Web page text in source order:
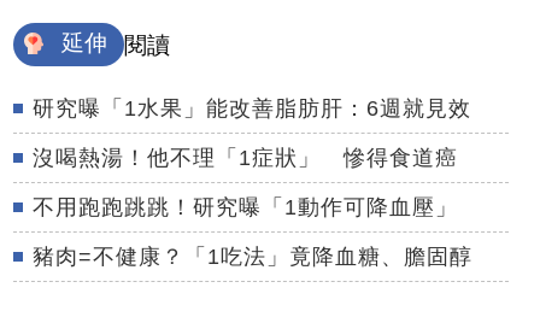
延伸 閱讀
研究曝「1水果」能改善脂肪肝：6週就見效
沒喝熱湯！他不理「1症狀」 慘得食道癌
不用跑跑跳跳！研究曝「1動作可降血壓」
豬肉=不健康？「1吃法」竟降血糖、膽固醇